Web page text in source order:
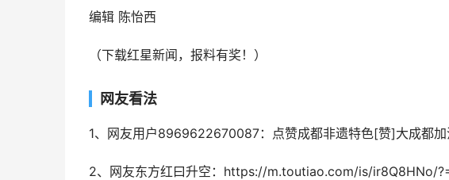
编辑 陈怡西
（下载红星新闻，报料有奖！）
网友看法
1、网友用户8969622670087：点赞成都非遗特色[赞]大成都加
2、网友东方红曰升空：https://m.toutiao.com/is/ir8Q8HNo/